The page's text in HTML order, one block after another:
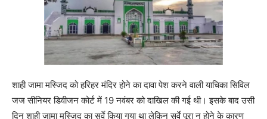
शाही जामा मस्जिद को हरिहर मंदिर होने का दावा पेश करने वाली याचिका सिविल
जज सीनियर डिवीजन कोर्ट में 19 नवंबर को दाखिल की गई थी। इसके बाद उसी
दिन शाही जामा मस्जिद का सर्वे किया गया था लेकिन सर्वे पूरा न होने के कारण